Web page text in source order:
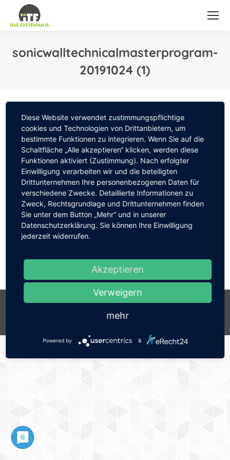
sonicwalltechnicalmasterprogram-
20191024 (1)
© 2026 by ITF-Systemhaus GmbH . Design & Programmierung;
www.mediapool.de
Diese Website verwendet zustimmungspflichtige
cookies und Technologien von Drittanbietern, um
bestimmte Funktionen zu integrieren. Wenn Sie auf die
Schaltfläche „Alle akzeptieren“ klicken, werden diese
Funktionen aktiviert (Zustimmung). Nach erfolgter
Einwilligung verarbeiten wir und die beteiligten
Drittunternehmen Ihre personenbezogenen Daten für
verschiedene Zwecke. Detaillierte Informationen zu
Zweck, Rechtsgrundlage und Drittunternehmen finden
Sie unter dem Button „Mehr“ und in unserer
Datenschutzerklärung. Sie können Ihre Einwilligung
jederzeit widerrufen.
Akzeptieren
Verweigern
mehr
Powered by &